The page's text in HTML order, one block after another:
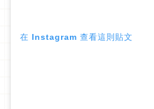
在 Instagram 查看這則貼文